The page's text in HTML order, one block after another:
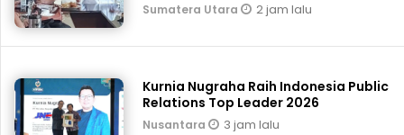
Sumatera Utara 2 jam lalu
Kurnia Nugraha Raih Indonesia Public
Relations Top Leader 2026
Nusantara 3 jam lalu